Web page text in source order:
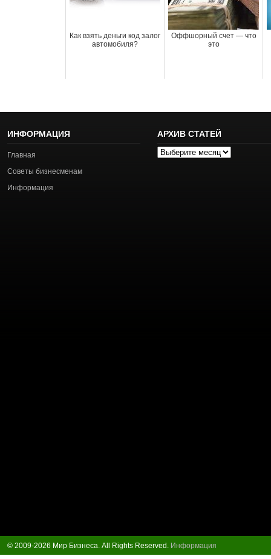
Как взять деньги код залог
автомобиля?
Оффшорный счет — что
это
ИНФОРМАЦИЯ
Главная
Советы бизнесменам
Информация
АРХИВ СТАТЕЙ
Архив
© 2009-2026 Мир Бизнеса. All Rights Reserved. Информация